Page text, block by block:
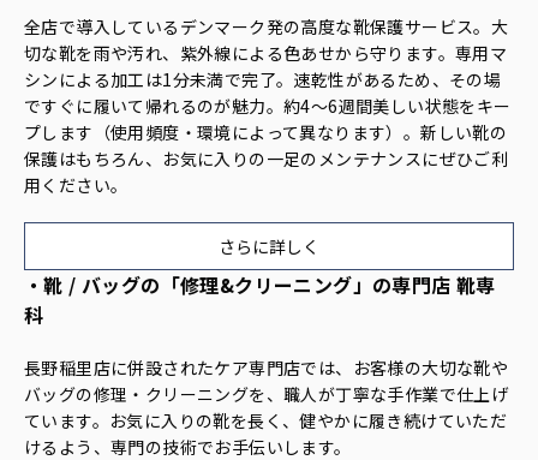
全店で導入しているデンマーク発の高度な靴保護サービス。大
切な靴を雨や汚れ、紫外線による色あせから守ります。専用マ
シンによる加工は1分未満で完了。速乾性があるため、その場
ですぐに履いて帰れるのが魅力。約4〜6週間美しい状態をキー
プします（使用頻度・環境によって異なります）。新しい靴の
保護はもちろん、お気に入りの一足のメンテナンスにぜひご利
用ください。
さらに詳しく
・靴 / バッグの「修理&クリーニング」の専門店 靴専
科
長野稲里店に併設されたケア専門店では、お客様の大切な靴や
バッグの修理・クリーニングを、職人が丁寧な手作業で仕上げ
ています。お気に入りの靴を長く、健やかに履き続けていただ
けるよう、専門の技術でお手伝いします。